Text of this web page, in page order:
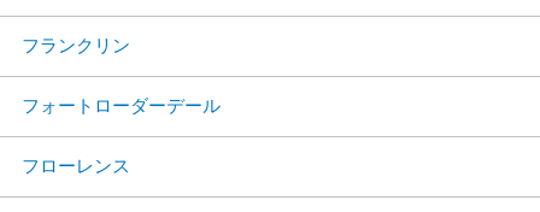
フランクリン
フォートローダーデール
フローレンス